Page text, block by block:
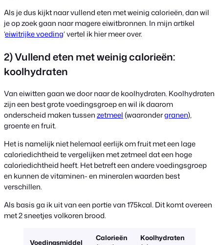
Als je dus kijkt naar vullend eten met weinig calorieën, dan wil
je op zoek gaan naar magere eiwitbronnen. In mijn artikel
‘eiwitrijke voeding‘ vertel ik hier meer over.
2) Vullend eten met weinig calorieën:
koolhydraten
Van eiwitten gaan we door naar de koolhydraten. Koolhydraten
zijn een best grote voedingsgroep en wil ik daarom
onderscheid maken tussenzetmeel(waarondergranen),
groente en fruit.
Het is namelijk niet helemaal eerlijk om fruit met een lage
caloriedichtheid te vergelijken met zetmeel dat een hoge
caloriedichtheid heeft. Het betreft een andere voedingsgroep
en kunnen de vitaminen- en mineralen waarden best
verschillen.
Als basis ga ik uit van een portie van 175kcal. Dit komt overeen
met 2 sneetjes volkoren brood.
Voedingsmiddel
Calorieën
Koolhydraten